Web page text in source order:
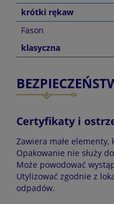
krótki rękaw
Fason
klasyczna
Certyfikaty i
Zawiera małe elementy,
Opakowanie nie służy
Może powodować
Utylizować zgodnie z
odpadów.